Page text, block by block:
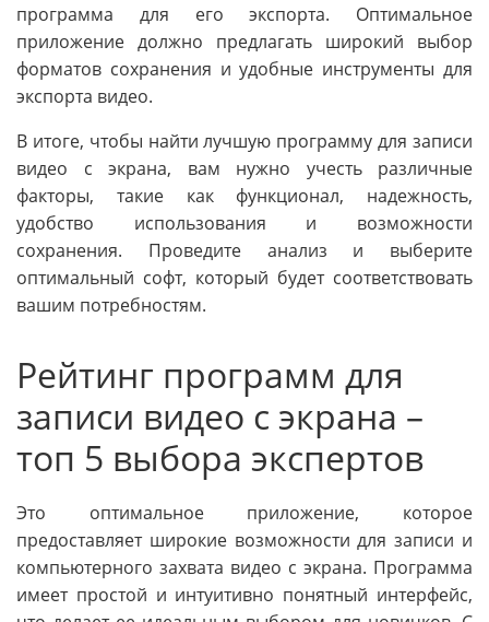
программа для его экспорта. Оптимальное
приложение должно предлагать широкий выбор
форматов сохранения и удобные инструменты для
экспорта видео.
В итоге, чтобы найти лучшую программу для записи
видео с экрана, вам нужно учесть различные
факторы, такие как функционал, надежность,
удобство использования и возможности
сохранения. Проведите анализ и выберите
оптимальный софт, который будет соответствовать
вашим потребностям.
Рейтинг программ для
записи видео с экрана –
топ 5 выбора экспертов
Это оптимальное приложение, которое
предоставляет широкие возможности для записи и
компьютерного захвата видео с экрана. Программа
имеет простой и интуитивно понятный интерфейс,